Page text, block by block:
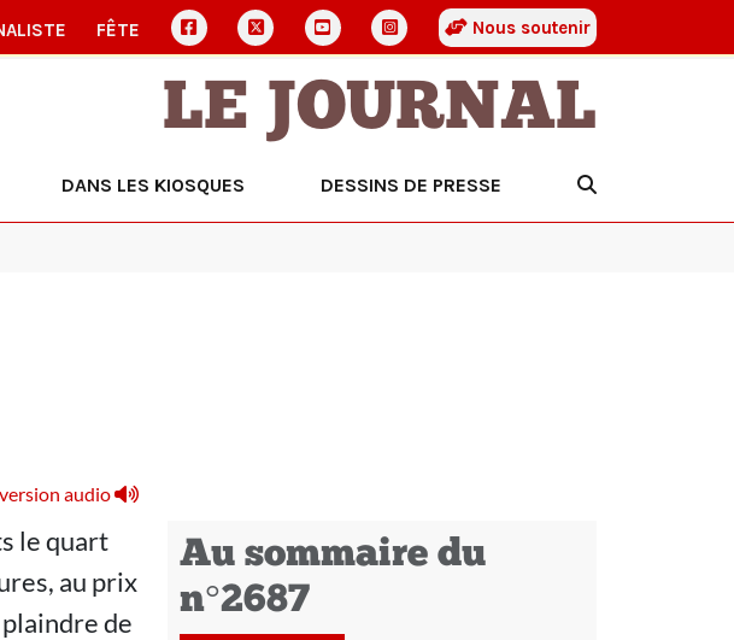
FÊTE Nous soutenir
LE JOURNAL
DANS LES KIOSQUES DESSINS DE PRESSE
audio
le quart
au prix
plaindre de
Au sommaire du
n°2687